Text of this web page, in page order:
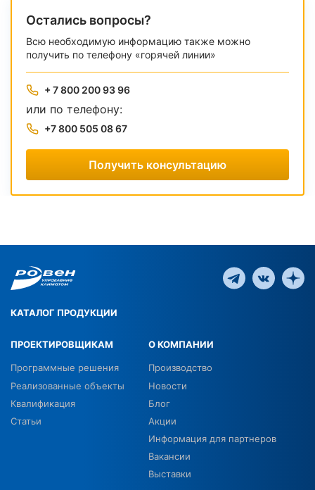
Остались вопросы?
Всю необходимую информацию также можно
получить по телефону «горячей линии»
+ 7 800 200 93 96
или по телефону:
+7 800 505 08 67
Получить консультацию
КАТАЛОГ ПРОДУКЦИИ
ПРОЕКТИРОВЩИКАМ
Программные решения
Реализованные объекты
Квалификация
Статьи
О КОМПАНИИ
Производство
Новости
Блог
Акции
Информация для партнеров
Вакансии
Выставки